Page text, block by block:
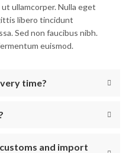
ullamcorper. Nulla eget
libero tincidunt
Sed non faucibus nibh.
euismod.
time?
and import